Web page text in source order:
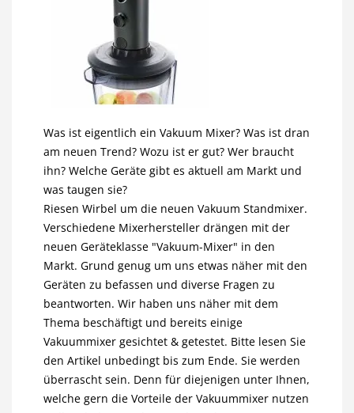
Was ist eigentlich ein Vakuum Mixer? Was ist dran
am neuen Trend? Wozu ist er gut? Wer braucht
ihn? Welche Geräte gibt es aktuell am Markt und
was taugen sie?
Riesen Wirbel um die neuen Vakuum Standmixer.
Verschiedene Mixerhersteller drängen mit der
neuen Geräteklasse "Vakuum-Mixer" in den
Markt. Grund genug um uns etwas näher mit den
Geräten zu befassen und diverse Fragen zu
beantworten. Wir haben uns näher mit dem
Thema beschäftigt und bereits einige
Vakuummixer gesichtet & getestet. Bitte lesen Sie
den Artikel unbedingt bis zum Ende. Sie werden
überrascht sein. Denn für diejenigen unter Ihnen,
welche gern die Vorteile der Vakuummixer nutzen